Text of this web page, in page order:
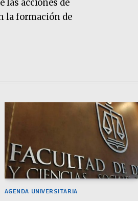
las acciones de
la formación de
AGENDA UNIVERSITARIA